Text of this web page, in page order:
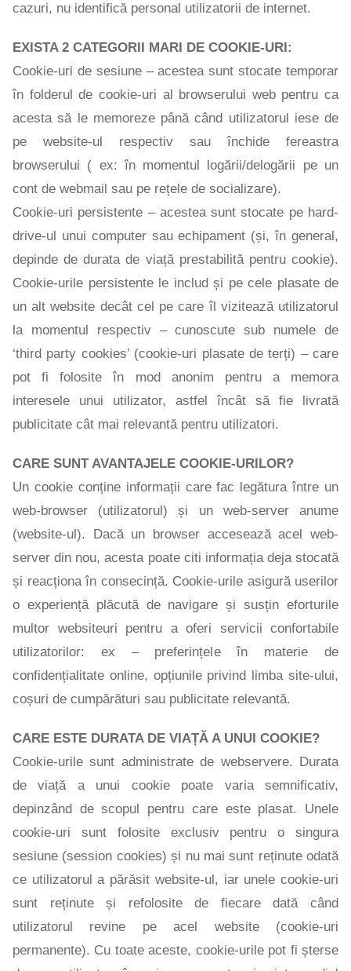
cazuri, nu identifică personal utilizatorii de internet.
EXISTA 2 CATEGORII MARI DE COOKIE-URI:
Cookie-uri de sesiune – acestea sunt stocate temporar
în folderul de cookie-uri al browserului web pentru ca
acesta să le memoreze până când utilizatorul iese de
pe website-ul respectiv sau închide fereastra
browserului ( ex: în momentul logării/delogării pe un
cont de webmail sau pe rețele de socializare).
Cookie-uri persistente – acestea sunt stocate pe hard-
drive-ul unui computer sau echipament (și, în general,
depinde de durata de viață prestabilită pentru cookie).
Cookie-urile persistente le includ și pe cele plasate de
un alt website decât cel pe care îl vizitează utilizatorul
la momentul respectiv – cunoscute sub numele de
‘third party cookies’ (cookie-uri plasate de terți) – care
pot fi folosite în mod anonim pentru a memora
interesele unui utilizator, astfel încât să fie livrată
publicitate cât mai relevantă pentru utilizatori.
CARE SUNT AVANTAJELE COOKIE-URILOR?
Un cookie conține informații care fac legătura între un
web-browser (utilizatorul) și un web-server anume
(website-ul). Dacă un browser accesează acel web-
server din nou, acesta poate citi informația deja stocată
și reacționa în consecință. Cookie-urile asigură userilor
o experiență plăcută de navigare și susțin eforturile
multor websiteuri pentru a oferi servicii confortabile
utilizatorilor: ex – preferințele în materie de
confidențialitate online, opțiunile privind limba site-ului,
coșuri de cumpărături sau publicitate relevantă.
CARE ESTE DURATA DE VIAȚĂ A UNUI COOKIE?
Cookie-urile sunt administrate de webservere. Durata
de viață a unui cookie poate varia semnificativ,
depinzând de scopul pentru care este plasat. Unele
cookie-uri sunt folosite exclusiv pentru o singura
sesiune (session cookies) și nu mai sunt reținute odată
ce utilizatorul a părăsit website-ul, iar unele cookie-uri
sunt reținute și refolosite de fiecare dată când
utilizatorul revine pe acel website (cookie-uri
permanente). Cu toate aceste, cookie-urile pot fi șterse